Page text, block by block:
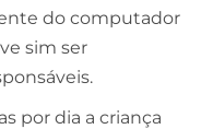
do computador
sim ser
por dia a criança